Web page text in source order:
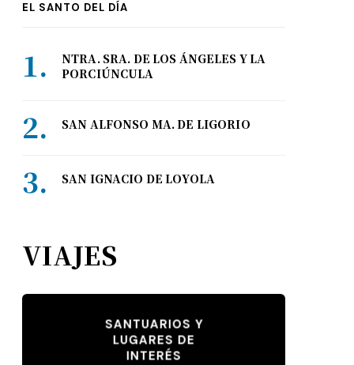
EL SANTO DEL DÍA
NTRA. SRA. DE LOS ÁNGELES Y LA
PORCIÚNCULA
SAN ALFONSO MA. DE LIGORIO
SAN IGNACIO DE LOYOLA
VIAJES
SANTUARIOS Y
LUGARES DE
INTERÉS